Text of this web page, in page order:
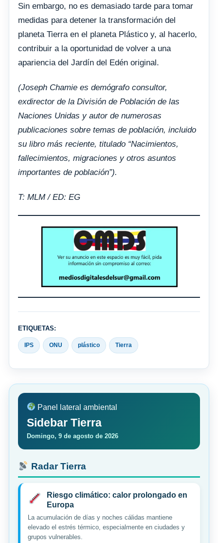
Sin embargo, no es demasiado tarde para tomar
medidas para detener la transformación del
planeta Tierra en el planeta Plástico y, al hacerlo,
contribuir a la oportunidad de volver a una
apariencia del Jardín del Edén original.
(Joseph Chamie es demógrafo consultor,
exdirector de la División de Población de las
Naciones Unidas y autor de numerosas
publicaciones sobre temas de población, incluido
su libro más reciente, titulado “Nacimientos,
fallecimientos, migraciones y otros asuntos
importantes de población”).
T: MLM / ED: EG
ETIQUETAS:
IPS ONU plástico Tierra
Panel lateral ambiental
Sidebar Tierra
Domingo, 9 de agosto de 2026
Radar Tierra
Riesgo climático: calor prolongado en
Europa
La acumulación de días y noches cálidas mantiene
elevado el estrés térmico, especialmente en ciudades y
grupos vulnerables.